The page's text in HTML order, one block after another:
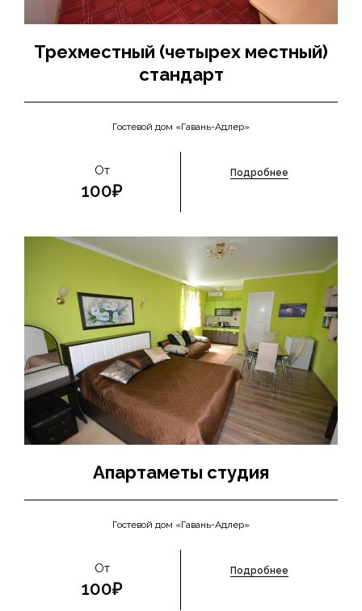
Трехместный (четырех местный)
стандарт
Гостевой дом «Гавань-Адлер»
От
100₽
Подробнее
Апартаметы студия
Гостевой дом «Гавань-Адлер»
От
100₽
Подробнее